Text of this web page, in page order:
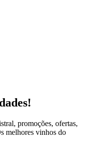
promoções, ofertas,
melhores vinhos do